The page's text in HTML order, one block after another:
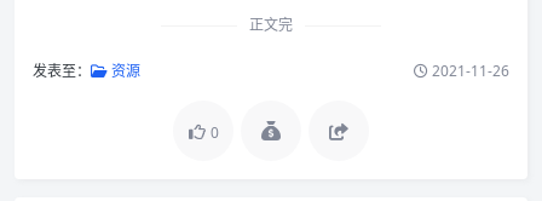
正文完
发表至： 资源 2021-11-26
0